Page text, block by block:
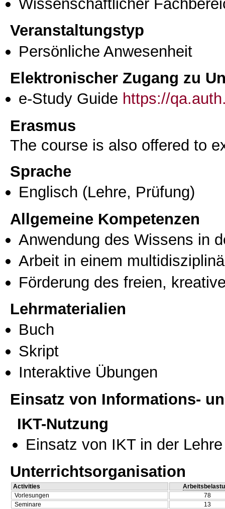
Veranstaltungstyp
Persönliche Anwesenheit
Elektronischer Zugang zu
e-Study Guide https://
Erasmus
The course is also offered to
Sprache
Englisch (Lehre, Prüfung)
Allgemeine Kompetenzen
Anwendung des Wissens in
Arbeit in einem
Förderung des freien,
Lehrmaterialien
Buch
Skript
Interaktive Übungen
Einsatz von Informations-
IKT-Nutzung
Einsatz von IKT in der Lehre
Unterrichtsorganisation
Activities
Vorlesungen
78
Seminare
13